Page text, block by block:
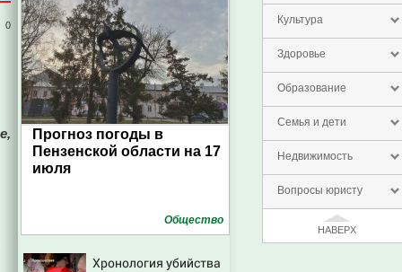
Культура
Здоровье
Образование
Семья и дети
Недвижимость
Вопросы юристу
НАВЕРХ
0
Прогноз погоды в
Пензенской области на 17
июля
Общество
Хронология убийства